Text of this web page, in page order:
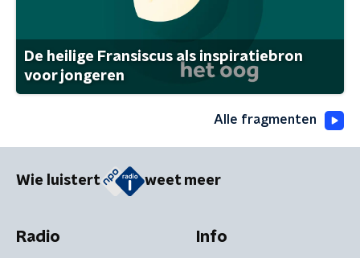
De heilige Fransiscus als inspiratiebron
voor jongeren
Alle fragmenten
Wie luistert weet meer
Radio Info